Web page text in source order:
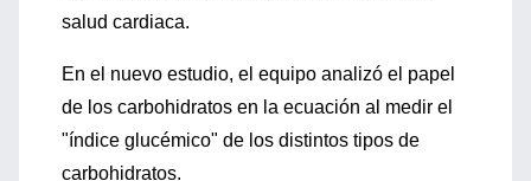
salud cardiaca.
En el nuevo estudio, el equipo analizó el papel
de los carbohidratos en la ecuación al medir el
"índice glucémico" de los distintos tipos de
carbohidratos.